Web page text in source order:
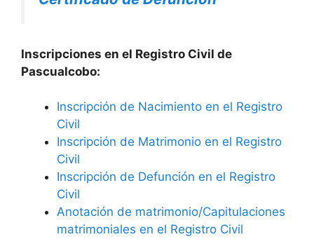
Inscripciones en el Registro Civil de
Pascualcobo:
Inscripción de Nacimiento en el Registro
Civil
Inscripción de Matrimonio en el Registro
Civil
Inscripción de Defunción en el Registro
Civil
Anotación de matrimonio/Capitulaciones
matrimoniales en el Registro Civil